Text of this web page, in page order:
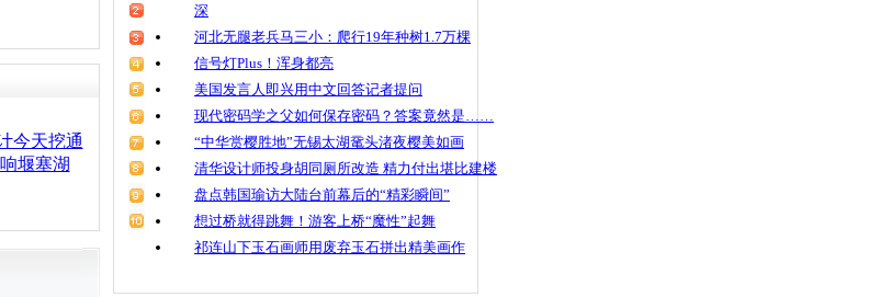
今天挖通
堰塞湖
深
河北无腿老兵马三小：爬行19年种树1.7万棵
信号灯Plus！浑身都亮
美国发言人即兴用中文回答记者提问
现代密码学之父如何保存密码？答案竟然是……
“中华赏樱胜地”无锡太湖鼋头渚夜樱美如画
清华设计师投身胡同厕所改造 精力付出堪比建楼
盘点韩国瑜访大陆台前幕后的“精彩瞬间”
想过桥就得跳舞！游客上桥“魔性”起舞
祁连山下玉石画师用废弃玉石拼出精美画作